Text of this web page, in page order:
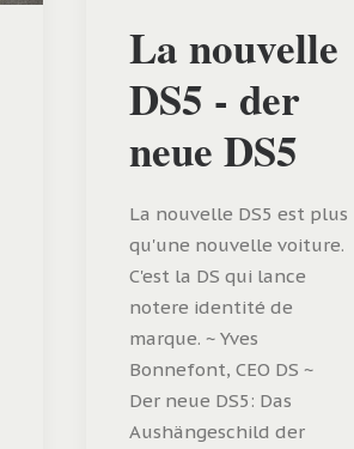
La nouvelle
DS5 - der
neue DS5
La nouvelle DS5 est plus
qu'une nouvelle voiture.
C'est la DS qui lance
notere identité de
marque. ~ Yves
Bonnefont, CEO DS ~
Der neue DS5: Das
Aushängeschild der